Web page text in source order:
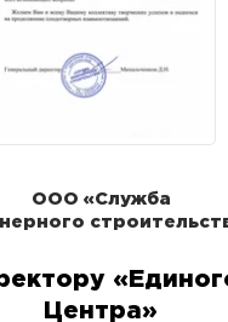
ООО «Служба
Центра»